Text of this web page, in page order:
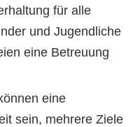
für alle
und Jugendliche
eine Betreuung
eine
sein, mehrere Ziele